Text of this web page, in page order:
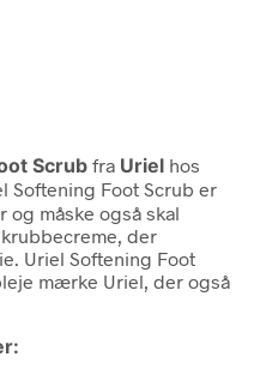
Scrub fra Uriel hos
Softening Foot Scrub er
måske også skal
der
Uriel Softening Foot
mærke Uriel, der også